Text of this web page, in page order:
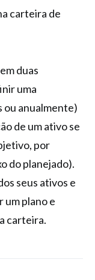
carteira de
duas
uma
ou anualmente)
de um ativo se
por
do planejado).
seus ativos e
um plano e
carteira.